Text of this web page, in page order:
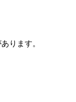
ります。